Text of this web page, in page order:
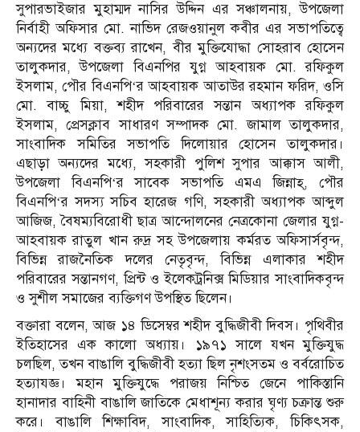
সুপারভাইজার মুহাম্মদ নাসির উদ্দিন এর সঞ্চালনায়, উপজেলা
নির্বাহী অফিসার মো. নাভিদ রেজওয়ানুল কবীর এর সভাপতিত্বে
অন্যদের মধ্যে বক্তব্য রাখেন, বীর মুক্তিযোদ্ধা সোহরাব হোসেন
তালুকদার, উপজেলা বিএনপির যুগ্ন আহবায়ক মো. রফিকুল
ইসলাম, পৌর বিএনপি‘র আহবায়ক আতাউর রহমান ফরিদ, ওসি
মো. বাচ্চু মিয়া, শহীদ পরিবারের সন্তান অধ্যাপক রফিকুল
ইসলাম, প্রেসক্লাব সাধারণ সম্পাদক মো. জামাল তালুকদার,
সাংবাদিক সমিতির সভাপতি দিলোয়ার হোসেন তালুকদার।
এছাড়া অন্যদের মধ্যে, সহকারী পুলিশ সুপার আক্কাস আলী,
উপজেলা বিএনপি‘র সাবেক সভাপতি এমএ জিন্নাহ্, পৌর
বিএনপি‘র সদস্য সচিব হারেজ গণি, সহকারী অধ্যাপক আব্দুল
আজিজ, বৈষম্যবিরোধী ছাত্র আন্দোলনের নেত্রকোনা জেলার যুগ্ন-
আহবায়ক রাতুল খান রুদ্র সহ উপজেলায় কর্মরত অফিসার্সবৃন্দ,
বিভিন্ন রাজনৈতিক দলের নেতৃবৃন্দ, বিভিন্ন এলাকার শহীদ
পরিবারের সন্তানগণ, প্রিন্ট ও ইলেকট্রনিক্স মিডিয়ার সাংবাদিকবৃন্দ
ও সুশীল সমাজের ব্যক্তিগণ উপস্থিত ছিলেন।
বক্তারা বলেন, আজ ১৪ ডিসেম্বর শহীদ বুদ্ধিজীবী দিবস। পৃথিবীর
ইতিহাসের এক কালো অধ্যায়। ১৯৭১ সালে যখন মুক্তিযুদ্ধ
চলছিল, তখন বাঙালি বুদ্ধিজীবী হত্যা ছিল নৃশংসতম ও বর্বরোচিত
হত্যাযজ্ঞ। মহান মুক্তিযুদ্ধে পরাজয় নিশ্চিত জেনে পাকিস্তানি
হানাদার বাহিনী বাঙালি জাতিকে মেধাশূন্য করার ঘৃণ্য চক্রান্ত শুরু
করে। বাঙালি শিক্ষাবিদ, সাংবাদিক, সাহিত্যিক, চিকিৎসক,